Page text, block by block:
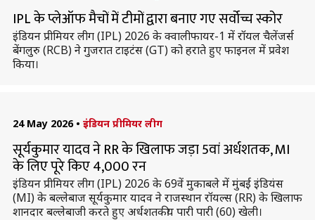
IPL के प्लेऑफ मैचों में टीमों द्वारा बनाए गए सर्वोच्च स्कोर
इंडियन प्रीमियर लीग (IPL) 2026 के क्वालीफायर-1 में रॉयल चैलेंजर्स
बेंगलुरु (RCB) ने गुजरात टाइटंस (GT) को हराते हुए फाइनल में प्रवेश
किया।
24 May 2026 • इंडियन प्रीमियर लीग
सूर्यकुमार यादव ने RR के खिलाफ जड़ा 5वां अर्धशतक, MI
के लिए पूरे किए 4,000 रन
इंडियन प्रीमियर लीग (IPL) 2026 के 69वें मुकाबले में मुंबई इंडियंस
(MI) के बल्लेबाज सूर्यकुमार यादव ने राजस्थान रॉयल्स (RR) के खिलाफ
शानदार बल्लेबाजी करते हुए अर्धशतकीय पारी पारी (60) खेली।